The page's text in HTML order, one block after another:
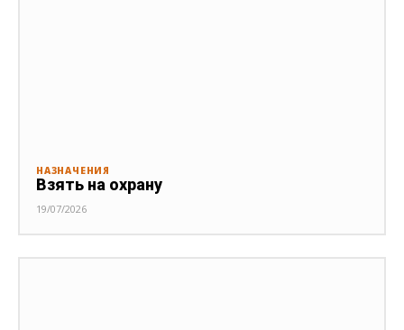
НАЗНАЧЕНИЯ
Взять на охрану
19/07/2026